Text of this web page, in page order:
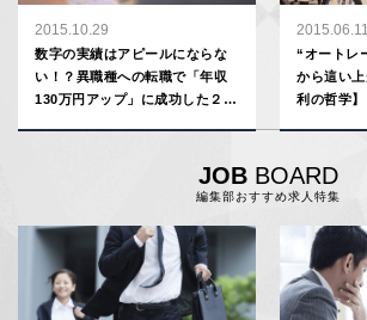
2015.10.29
数字の実績はアピールにならな
い！？異職種への転職で「年収
130万円アップ」に成功した２つ
2015.06.11
“オートレ
から這い
利の哲学】
JOBBOARD
編集部おすすめ求人特集